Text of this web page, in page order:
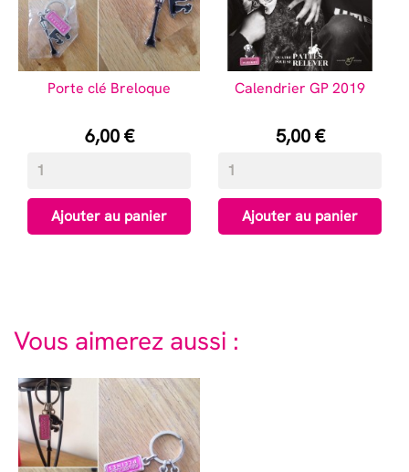
Porte clé Breloque
Prix
6,00 €
Ajouter au panier
Calendrier GP 2019
Prix
5,00 €
Ajouter au panier
Vous aimerez aussi :